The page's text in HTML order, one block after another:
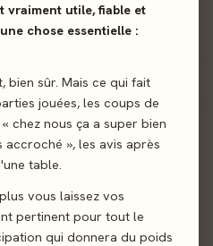
vraiment utile, fiable et
chose essentielle :
bien sûr. Mais ce qui fait
jouées, les coups de
chez nous ça a super bien
accroché », les avis après
table.
vous laissez vos
pertinent pour tout le
qui donnera du poids
Placez tour à tour vos
comment agir, puis résolvez
Angela trace secrètement ses
personnel, se déplaçant de
faux chèques, tout en jouant
échapper à la capture. De
continents grâce à des
exploite les cartes
l’étau. Arrivez-vous à
ou, au contraire, arriverez-